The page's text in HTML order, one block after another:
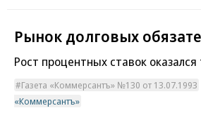
Рынок долговых
Рост процентных ставок
Газета «Коммерсантъ» №130 от 13.07.1993
«Коммерсантъ»